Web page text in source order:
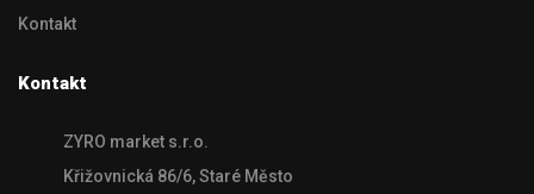
Kontakt
Kontakt
ZYRO market s.r.o.
Křižovnická 86/6, Staré Město